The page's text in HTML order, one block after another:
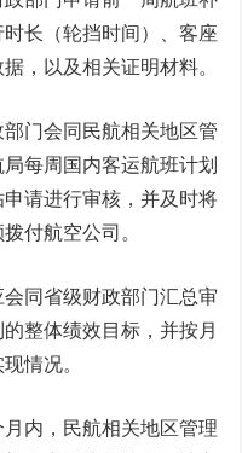
长（轮挡时间）、客座
，以及相关证明材料。
门会同民航相关地区管
每周国内客运航班计划
请进行审核，并及时将
付航空公司。
同省级财政部门汇总审
整体绩效目标，并按月
情况。
内，民航相关地区管理